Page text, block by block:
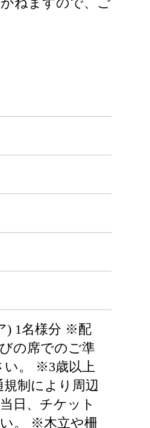
) 1名様分 ※配
の席でのご準
い。 ※3歳以上
制により周辺
日、チケット
。 ※木立や柵